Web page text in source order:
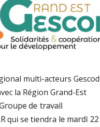
multi-acteurs
la Région Grand-Est
de travail
qui se tiendra le mardi 22